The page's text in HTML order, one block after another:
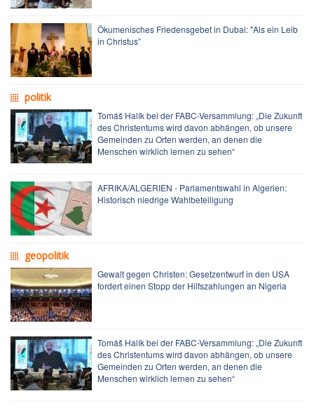
Ökumenisches Friedensgebet in Dubai: "Als ein Leib
in Christus”
politik
Tomáš Halík bei der FABC-Versammlung: „Die Zukunft
des Christentums wird davon abhängen, ob unsere
Gemeinden zu Orten werden, an denen die
Menschen wirklich lernen zu sehen“
AFRIKA/ALGERIEN - Parlamentswahl in Algerien:
Historisch niedrige Wahlbeteiligung
geopolitik
Gewalt gegen Christen: Gesetzentwurf in den USA
fordert einen Stopp der Hilfszahlungen an Nigeria
Tomáš Halík bei der FABC-Versammlung: „Die Zukunft
des Christentums wird davon abhängen, ob unsere
Gemeinden zu Orten werden, an denen die
Menschen wirklich lernen zu sehen“